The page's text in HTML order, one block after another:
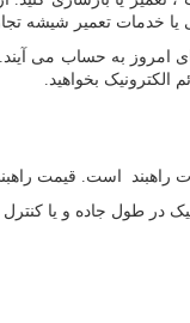
خدمات تعمیر شیشه
به حساب می
الکترونیک بخواهید.
است. قیمت راهبند
در طول جاده و یا